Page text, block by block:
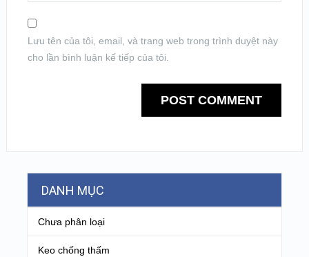
Lưu tên của tôi, email, và trang web trong trình duyệt này
cho lần bình luận kế tiếp của tôi.
DANH MỤC
Chưa phân loại
Keo chống thấm